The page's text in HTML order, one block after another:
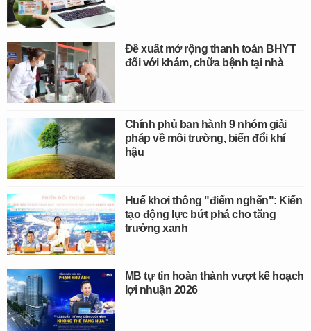
Đề xuất mở rộng thanh toán BHYT
đối với khám, chữa bệnh tại nhà
Chính phủ ban hành 9 nhóm giải
pháp về môi trường, biến đổi khí
hậu
Huế khơi thông "điểm nghẽn": Kiến
tạo động lực bứt phá cho tăng
trưởng xanh
MB tự tin hoàn thành vượt kế hoạch
lợi nhuận 2026